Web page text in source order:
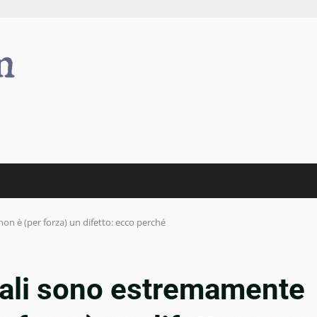
è (per forza) un difetto: ecco perché
sono estremamente